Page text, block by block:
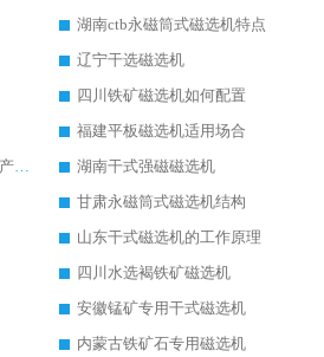
湖南ctb永磁筒式磁选机特点
辽宁干选磁选机
四川铁矿磁选机如何配置
福建平板磁选机适用场合
江西平板全自动磁选机生产厂家
湖南干式强磁磁选机
甘肃永磁筒式磁选机结构
山东干式磁选机的工作原理
四川水选褐铁矿磁选机
安徽锰矿专用干式磁选机
内蒙古铁矿石专用磁选机